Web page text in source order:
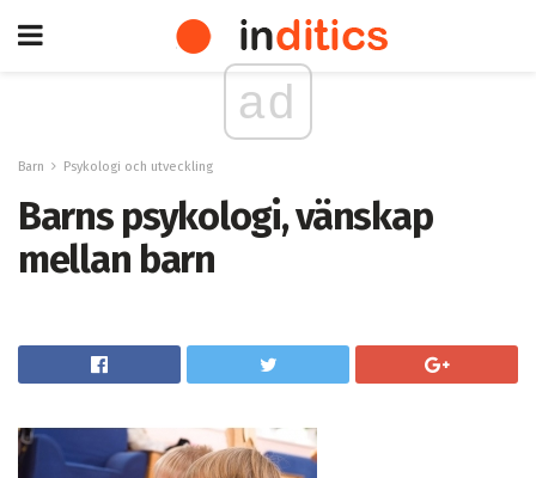
ad
Barn Psykologi och utveckling
Barns psykologi, vänskap
mellan barn